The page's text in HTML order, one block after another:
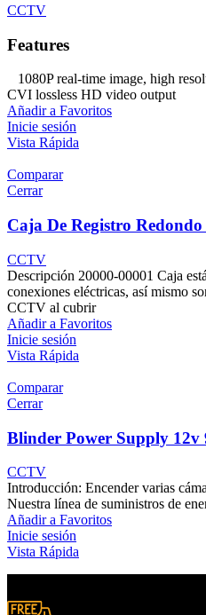
CCTV
Features
1080P real-time image, high
CVI lossless HD video output
Añadir a Favoritos
Inicie sesión
Vista Rápida
Comparar
Cerrar
Caja De Registro
CCTV
Descripción 20000-00001 Caja
conexiones eléctricas, así mismo
CCTV al cubrir
Añadir a Favoritos
Inicie sesión
Vista Rápida
Comparar
Cerrar
Blinder Power Supply 12v
CCTV
Introducción: Encender varias
Nuestra línea de suministros de
Añadir a Favoritos
Inicie sesión
Vista Rápida